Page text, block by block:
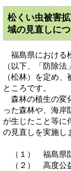
松くい虫被害
域の見直しに
福島県における
（以下、「防除
（松林）を定め
ところです。
森林の植生の変
った森林や、海岸
が生じたこと等に
の見直しを実施し
（１） 福島県
（２） 高度公